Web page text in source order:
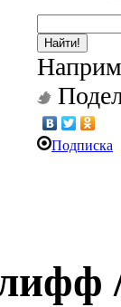
Найти!
Подписка